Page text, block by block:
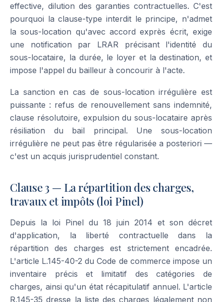
effective, dilution des garanties contractuelles. C'est
pourquoi la clause-type interdit le principe, n'admet
la sous-location qu'avec accord exprès écrit, exige
une notification par LRAR précisant l'identité du
sous-locataire, la durée, le loyer et la destination, et
impose l'appel du bailleur à concourir à l'acte.
La sanction en cas de sous-location irrégulière est
puissante : refus de renouvellement sans indemnité,
clause résolutoire, expulsion du sous-locataire après
résiliation du bail principal. Une sous-location
irrégulière ne peut pas être régularisée a posteriori —
c'est un acquis jurisprudentiel constant.
Clause 3 — La répartition des charges,
travaux et impôts (loi Pinel)
Depuis la loi Pinel du 18 juin 2014 et son décret
d'application, la liberté contractuelle dans la
répartition des charges est strictement encadrée.
L'article L.145-40-2 du Code de commerce impose un
inventaire précis et limitatif des catégories de
charges, ainsi qu'un état récapitulatif annuel. L'article
R.145-35 dresse la liste des charges légalement non